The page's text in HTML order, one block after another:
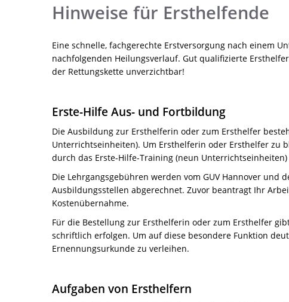
Hinweise für Ersthelfende
Eine schnelle, fachgerechte Erstversorgung nach einem
nachfolgenden Heilungsverlauf. Gut qualifizierte
der Rettungskette unverzichtbar!
Erste-Hilfe Aus- und Fortbildung
Die Ausbildung zur Ersthelferin oder zum Ersthelfer
Unterrichtseinheiten). Um Ersthelferin oder Ersthelfer zu
durch das Erste-Hilfe-Training (neun
Die Lehrgangsgebühren werden vom GUV Hannover und
Ausbildungsstellen abgerechnet. Zuvor beantragt Ihr
Kostenübernahme.
Für die Bestellung zur Ersthelferin oder zum Ersthelfer
schriftlich erfolgen. Um auf diese besondere Funktion
Ernennungsurkunde zu verleihen.
Aufgaben von Ersthelfern